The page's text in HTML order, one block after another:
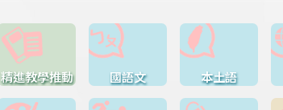
精進教學推動 國語文 本土語